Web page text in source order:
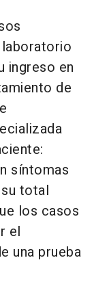
ingreso en
de
síntomas
total
los casos
el
una prueba